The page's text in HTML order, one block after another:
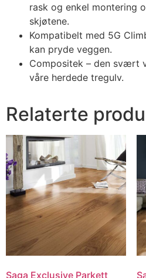
rask og enkel montering
skjøtene.
Kompatibelt med 5G
kan pryde veggen.
Compositek – den svært
våre herdede tregulv.
Relaterte
Saga Exclusive Parkett